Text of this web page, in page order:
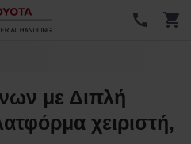
με Διπλή
χειριστή,